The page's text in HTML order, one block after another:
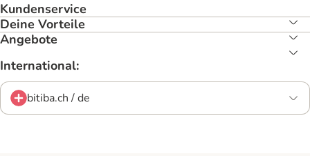
Kundenservice
Deine Vorteile
Angebote
International:
bitiba.ch / de